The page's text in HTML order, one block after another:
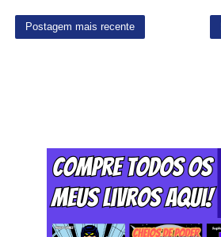
Postagem mais recente